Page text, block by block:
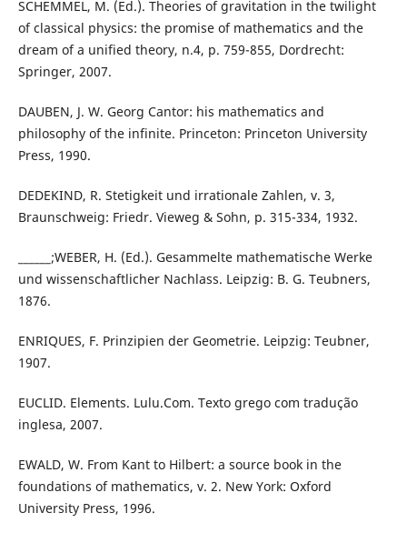
SCHEMMEL, M. (Ed.). Theories of gravitation in the twilight
of classical physics: the promise of mathematics and the
dream of a unified theory, n.4, p. 759-855, Dordrecht:
Springer, 2007.
DAUBEN, J. W. Georg Cantor: his mathematics and
philosophy of the infinite. Princeton: Princeton University
Press, 1990.
DEDEKIND, R. Stetigkeit und irrationale Zahlen, v. 3,
Braunschweig: Friedr. Vieweg & Sohn, p. 315-334, 1932.
______;WEBER, H. (Ed.). Gesammelte mathematische Werke
und wissenschaftlicher Nachlass. Leipzig: B. G. Teubners,
1876.
ENRIQUES, F. Prinzipien der Geometrie. Leipzig: Teubner,
1907.
EUCLID. Elements. Lulu.Com. Texto grego com tradução
inglesa, 2007.
EWALD, W. From Kant to Hilbert: a source book in the
foundations of mathematics, v. 2. New York: Oxford
University Press, 1996.